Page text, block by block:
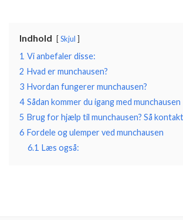
Indhold Skjul
1 Vi anbefaler disse:
2 Hvad er munchausen?
3 Hvordan fungerer munchausen?
4 Sådan kommer du igang med munchausen
5 Brug for hjælp til munchausen? Så
6 Fordele og ulemper ved munchausen
6.1 Læs også: